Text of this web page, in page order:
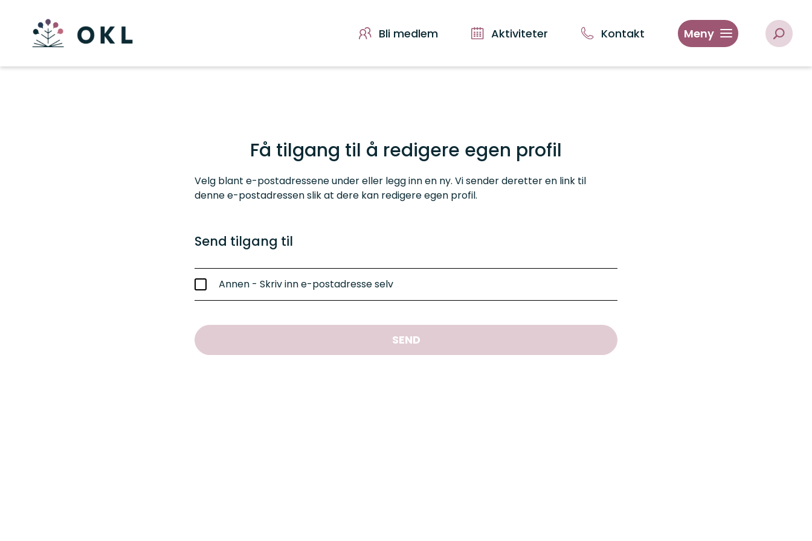
Bli medlem Aktiviteter Kontakt Meny
Få tilgang til å redigere egen profil
Velg blant e-postadressene under eller legg inn en ny. Vi sender deretter en link til
denne e-postadressen slik at dere kan redigere egen profil.
Send tilgang til
Annen - Skriv inn e-postadresse selv
SEND